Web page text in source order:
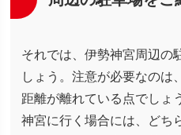
それでは、伊勢神宮周辺の
しょう。注意が必要なのは
距離が離れている点でしょ
神宮に行く場合には、どち